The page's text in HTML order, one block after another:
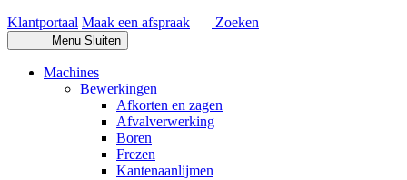
Klantportaal Maak een afspraak Zoeken
Menu Sluiten
Machines
Bewerkingen
Afkorten en zagen
Afvalverwerking
Boren
Frezen
Kantenaanlijmen